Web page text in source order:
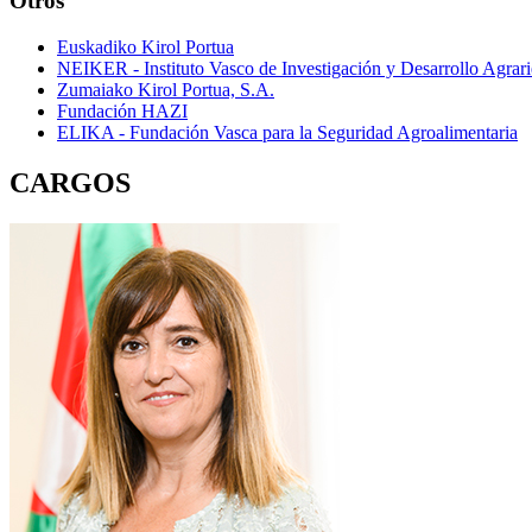
Euskadiko Kirol Portua
NEIKER - Instituto Vasco de Investigación y Desarrollo
Zumaiako Kirol Portua, S.A.
Fundación HAZI
ELIKA - Fundación Vasca para la Seguridad Agroalimentaria
CARGOS